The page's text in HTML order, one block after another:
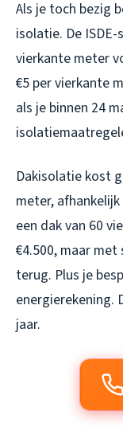
Als je toch bezig
isolatie. De
vierkante meter
€5 per vierkante
als je binnen 24
Dakisolatie kost
meter,
een dak van 60
€4.500, maar
terug. Plus je
energierekening.
jaar.